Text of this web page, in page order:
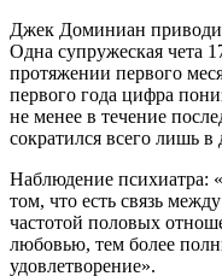
Джек Доминиан
Одна супружеская чета
протяжении первого
первого года цифра
не менее в течение
сократился всего лишь в
Наблюдение психиатра:
том, что есть связь
частотой половых
любовью, тем более
удовлетворение».